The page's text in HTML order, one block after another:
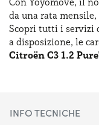
da una rata mensile,
Scopri tutti i servizi
a disposizione, le
Citroën C3 1.2
INFO TECNICHE